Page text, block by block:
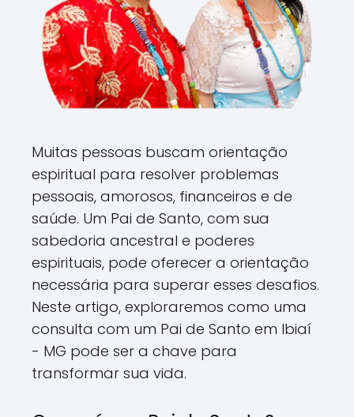
Muitas pessoas buscam orientação
espiritual para resolver problemas
pessoais, amorosos, financeiros e de
saúde. Um Pai de Santo, com sua
sabedoria ancestral e poderes
espirituais, pode oferecer a orientação
necessária para superar esses desafios.
Neste artigo, exploraremos como uma
consulta com um Pai de Santo em Ibiaí
- MG pode ser a chave para
transformar sua vida.